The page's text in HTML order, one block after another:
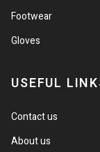
Footwear
Gloves
USEFUL
Contact us
About us